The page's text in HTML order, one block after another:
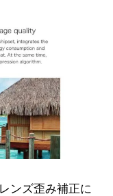
ンズ歪み補正に